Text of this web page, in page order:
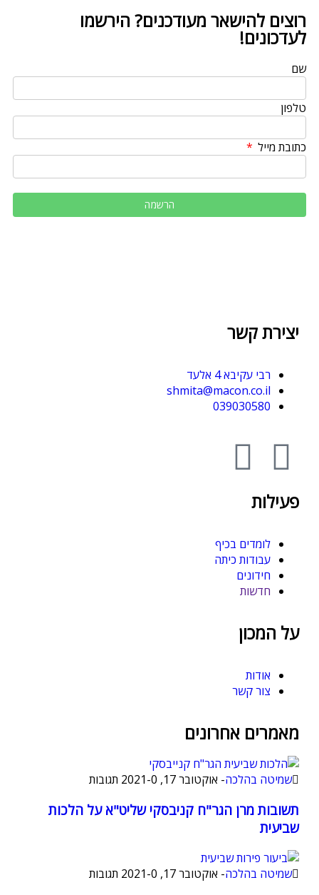
רוצים להישאר מעודכנים? הירשמו
לעדכונים!
שם
טלפון
כתובת מייל
יצירת קשר
רבי עקיבא 4 אלעד
shmita@macon.co.il
039030580
פעילות
לומדים בכיף
עבודות כיתה
חידונים
חדשות
על המכון
אודות
צור קשר
מאמרים אחרונים
שמיטה בהלכה- אוקטובר 17, 2021 -0 תגובות
תשובות מרן הגר"ח קניבסקי שליט"א על הלכות
שביעית
שמיטה בהלכה- אוקטובר 17, 2021 -0 תגובות